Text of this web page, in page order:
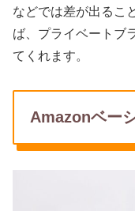
などでは差が出るこ
ば、プライベートブ
てくれます。
Amazonベー